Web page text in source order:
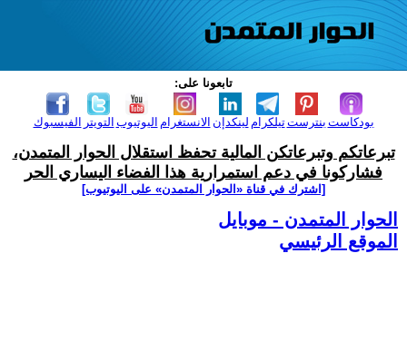
تابعونا على:
الفيسبوك التويتر اليوتيوب الانستغرام لينكدإن تيلكرامبنترست بودكاست
تبرعاتكم وتبرعاتكن المالية تحفظ استقلال الحوار المتمدن،
فشاركونا في دعم استمرارية هذا الفضاء اليساري الحر
[اشترك في قناة ‫«الحوار المتمدن» على اليوتيوب]
الحوار المتمدن - موبايل
الموقع الرئيسي